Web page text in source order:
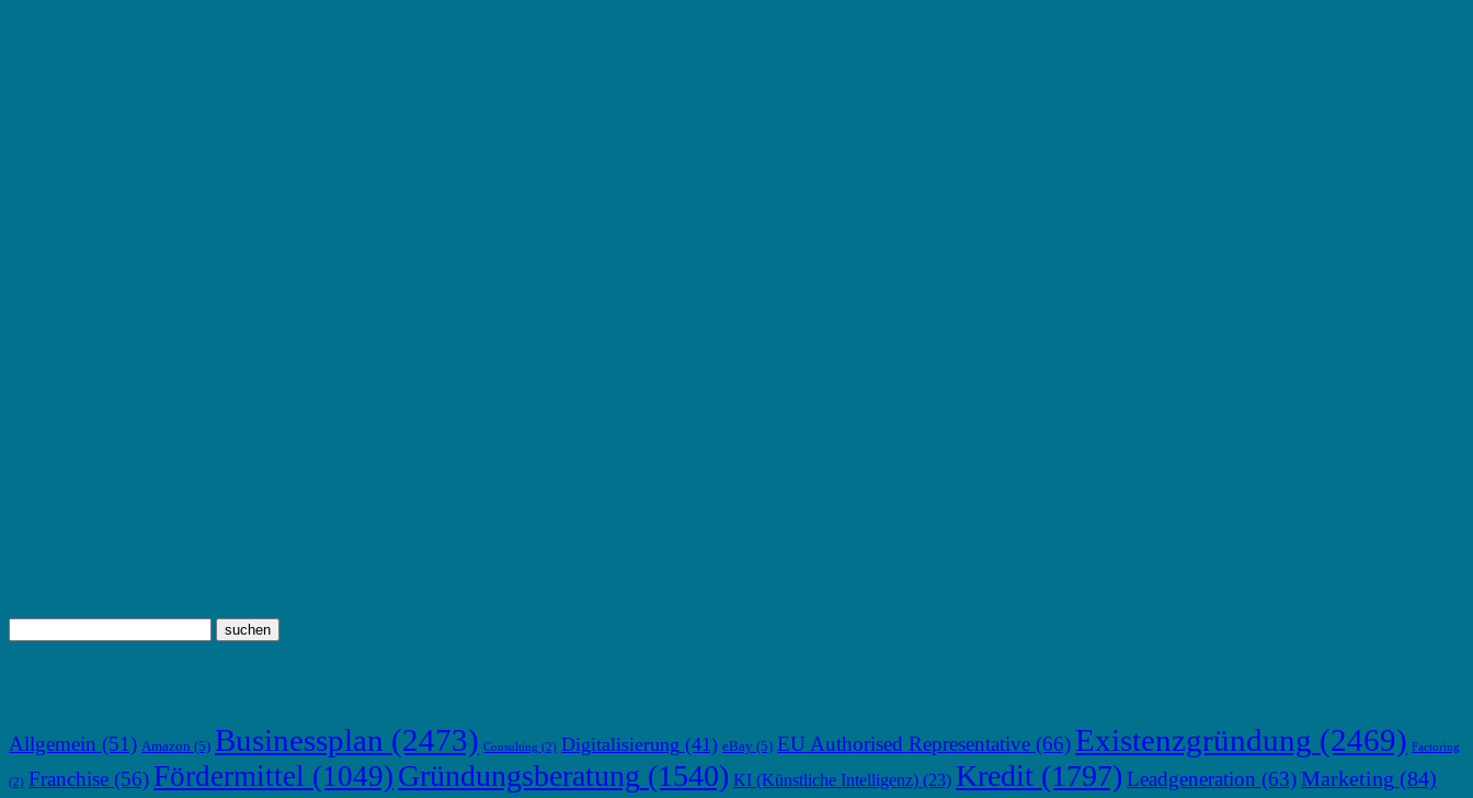
Allgemein (51) Amazon (5) Businessplan (2473) Consulting (2) Digitalisierung (41) eBay (5) EU Authorised Representative (66) Existenzgründung (2469) Factoring
(2) Franchise (56) Fördermittel (1049) Gründungsberatung (1540) KI (Künstliche Intelligenz) (23) Kredit (1797) Leadgeneration (63)Marketing (84)